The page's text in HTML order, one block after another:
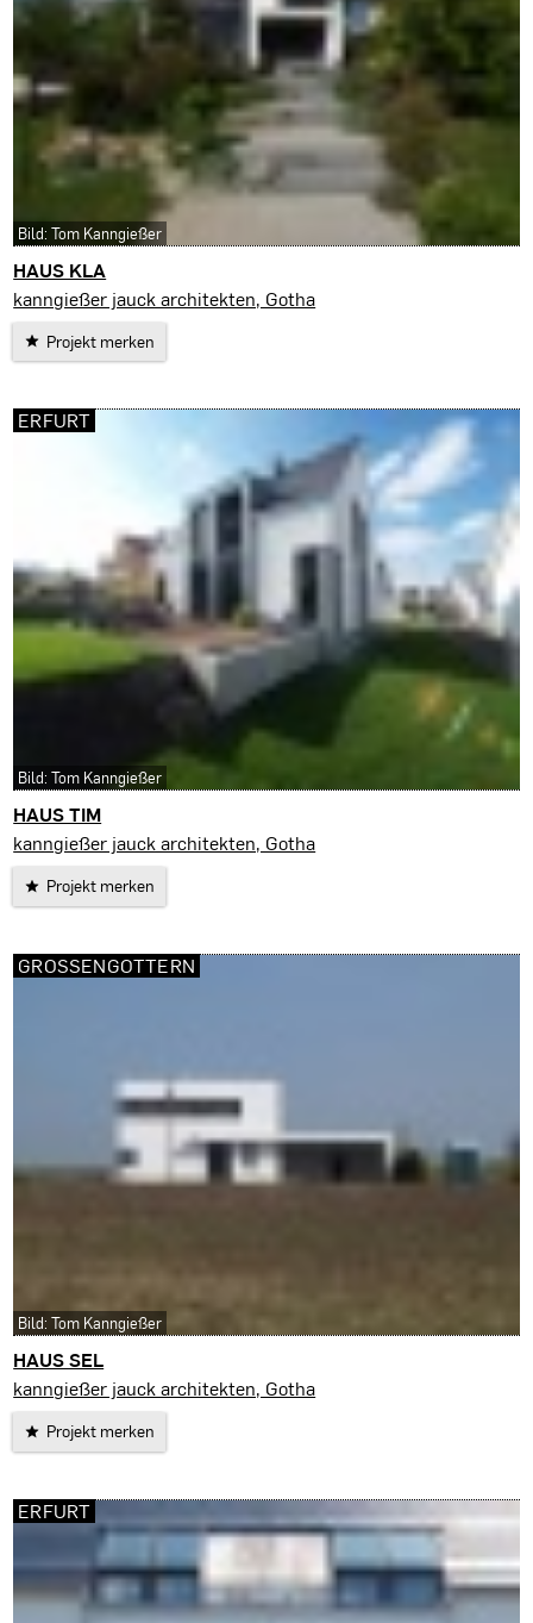
HAUS KLA
Gotha
kanngießer jauck architekten, Gotha
Projekt merken
Bild: Tom Kanngießer
HAUS TIM
Erfurt
kanngießer jauck architekten, Gotha
Projekt merken
ERFURT
Bild: Tom Kanngießer
HAUS SEL
Großengottern
kanngießer jauck architekten, Gotha
Projekt merken
GROSSENGOTTERN
Bild: Tom Kanngießer
ERFURT